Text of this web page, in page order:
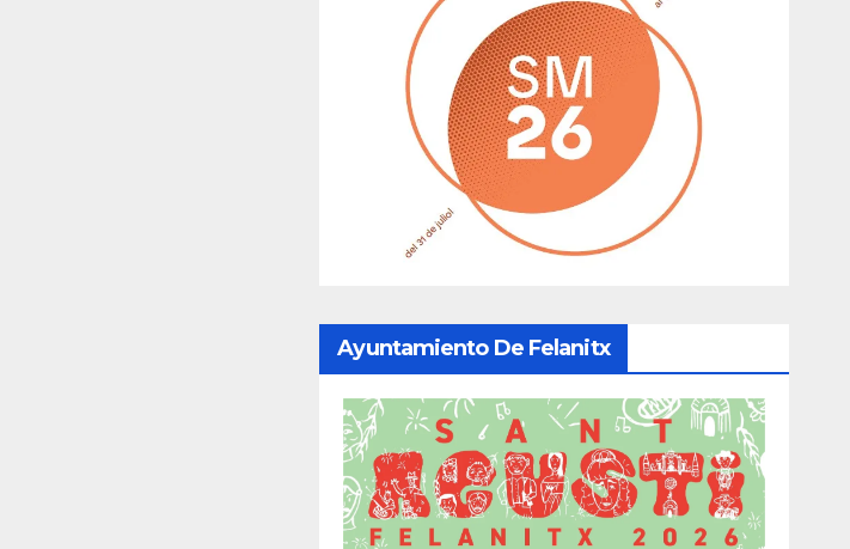
Ayuntamiento De Felanitx